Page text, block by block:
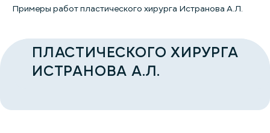
Примеры работ пластического хирурга Истранова А.Л.
ПРИМЕРЫ РАБОТ
ПЛАСТИЧЕСКОГО ХИРУРГА
ИСТРАНОВА А.Л.